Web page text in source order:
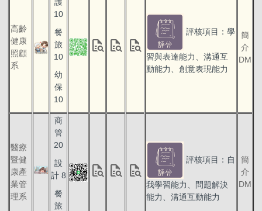
高齡
健康
照顧
系
10
餐
旅
10
幼
保
10
quick_reference_all quick_reference_all quick_reference_all
評核項目：學
習與表達能力、溝通互
動能力、創意表現能力
簡
介
DM
醫療
暨健
康產
業管
理系
商
管
20
設
計 8
餐
旅
quick_reference_all quick_reference_all quick_reference_all
評核項目：自
我學習能力、問題解決
能力、溝通互動能力
簡
介
DM